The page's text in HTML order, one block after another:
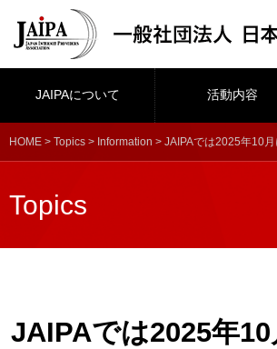
JAIPAについて 活動内容
HOME > Topics > Information > JAIPAでは2025年10
Topics
JAIPAでは2025年